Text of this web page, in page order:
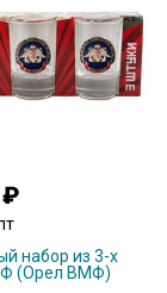
набор из 3-х
(Орел ВМФ)